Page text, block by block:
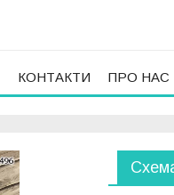
КОНТАКТИ ПРО НАС